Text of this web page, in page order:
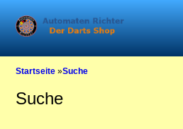
Startseite »Suche
Suche